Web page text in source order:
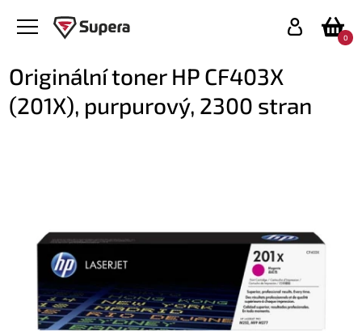
0
Originální toner HP CF403X
(201X), purpurový, 2300 stran